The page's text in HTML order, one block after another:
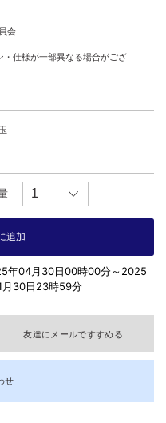
会
仕様が一部異なる場合がござ
年04月30日00時00分～2025
月30日23時59分
友達にメールですすめる
せ